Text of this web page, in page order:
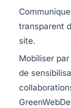
transparent
site.
Mobiliser
de